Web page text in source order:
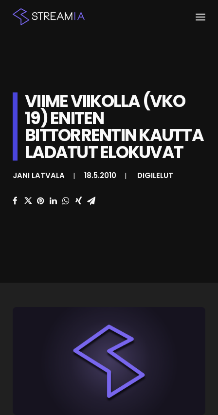
STREAMIT
KESKUSTELU
SHOP
HAKU
VIIME VIIKOLLA (VKO
19) ENITEN
BITTORRENTIN KAUTTA
LADATUT ELOKUVAT
JANI LATVALA | 18.5.2010 | DIGILELUT